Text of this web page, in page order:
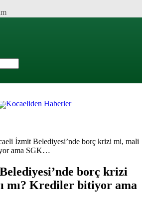
İzmit Belediyesi’nde borç krizi mi, mali
ama SGK…
borç krizi
mı? Krediler bitiyor ama